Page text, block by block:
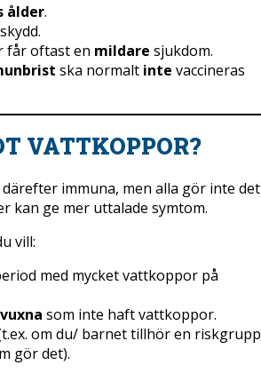
ålder.
får oftast en mildare sjukdom.
ska normalt inte vaccineras
VATTKOPPOR?
immuna, men alla gör inte det
kan ge mer uttalade symtom.
vill:
med mycket vattkoppor på
som inte haft vattkoppor.
om du/ barnet tillhör en riskgrupp
gör det).